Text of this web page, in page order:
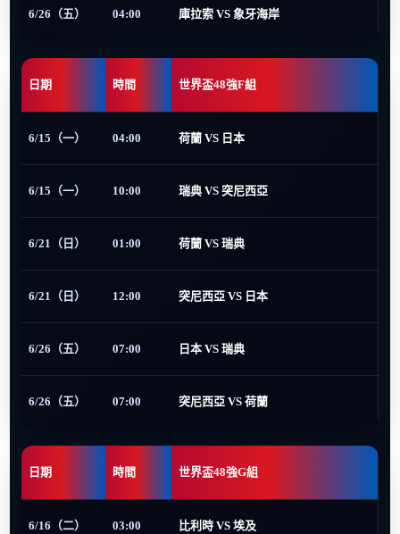
6/26（五） 04:00 庫拉索 VS 象牙海岸
日期 時間 世界盃48強F組
6/15（一） 04:00 荷蘭 VS 日本
6/15（一） 10:00 瑞典 VS 突尼西亞
6/21（日） 01:00 荷蘭 VS 瑞典
6/21（日） 12:00 突尼西亞 VS 日本
6/26（五） 07:00 日本 VS 瑞典
6/26（五） 07:00 突尼西亞 VS 荷蘭
日期 時間 世界盃48強G組
6/16（二） 03:00 比利時 VS 埃及